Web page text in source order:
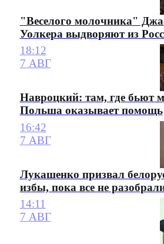
"Веселого молочника"
Уолкера выдворяют из
18:12
7 АВГ
Навроцкий: там, где бьют
Польша оказывает помощь
16:42
7 АВГ
Лукашенко призвал
избы, пока все не
14:11
7 АВГ